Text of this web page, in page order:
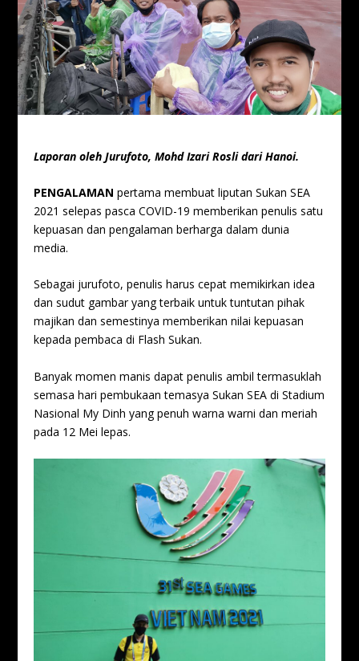
Laporan oleh Jurufoto, Mohd Izari Rosli dari Hanoi.
PENGALAMAN pertama membuat liputan Sukan SEA
2021 selepas pasca COVID-19 memberikan penulis satu
kepuasan dan pengalaman berharga dalam dunia
media.
Sebagai jurufoto, penulis harus cepat memikirkan idea
dan sudut gambar yang terbaik untuk tuntutan pihak
majikan dan semestinya memberikan nilai kepuasan
kepada pembaca di Flash Sukan.
Banyak momen manis dapat penulis ambil termasuklah
semasa hari pembukaan temasya Sukan SEA di Stadium
Nasional My Dinh yang penuh warna warni dan meriah
pada 12 Mei lepas.